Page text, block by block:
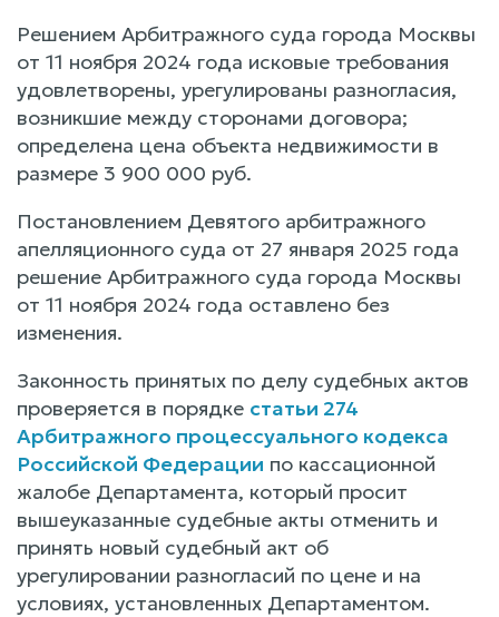
Решением Арбитражного суда города Москвы
от 11 ноября 2024 года исковые требования
удовлетворены, урегулированы разногласия,
возникшие между сторонами договора;
определена цена объекта недвижимости в
размере 3 900 000 руб.
Постановлением Девятого арбитражного
апелляционного суда от 27 января 2025 года
решение Арбитражного суда города Москвы
от 11 ноября 2024 года оставлено без
изменения.
Законность принятых по делу судебных актов
проверяется в порядке статьи 274
Арбитражного процессуального кодекса
Российской Федерации по кассационной
жалобе Департамента, который просит
вышеуказанные судебные акты отменить и
принять новый судебный акт об
урегулировании разногласий по цене и на
условиях, установленных Департаментом.